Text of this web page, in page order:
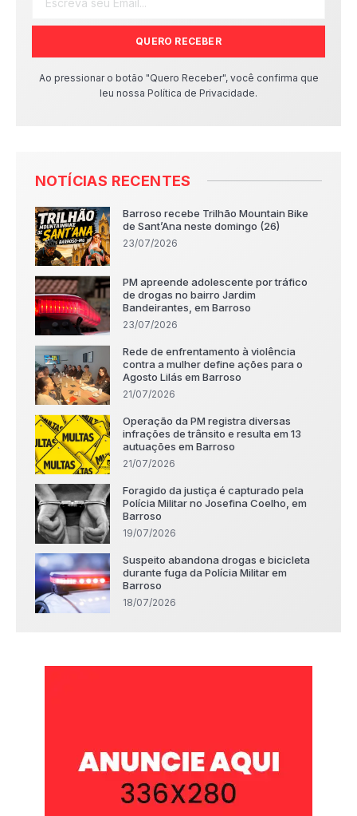
QUERO RECEBER
Ao pressionar o botão "Quero Receber", você confirma que
leu nossa Política de Privacidade.
NOTÍCIAS RECENTES
Barroso recebe Trilhão Mountain Bike
de Sant’Ana neste domingo (26)
23/07/2026
PM apreende adolescente por tráfico
de drogas no bairro Jardim
Bandeirantes, em Barroso
23/07/2026
Rede de enfrentamento à violência
contra a mulher define ações para o
Agosto Lilás em Barroso
21/07/2026
Operação da PM registra diversas
infrações de trânsito e resulta em 13
autuações em Barroso
21/07/2026
Foragido da justiça é capturado pela
Polícia Militar no Josefina Coelho, em
Barroso
19/07/2026
Suspeito abandona drogas e bicicleta
durante fuga da Polícia Militar em
Barroso
18/07/2026